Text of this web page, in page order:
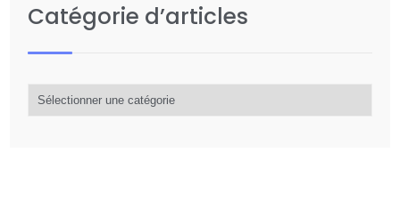
Catégorie d’articles
d’articles